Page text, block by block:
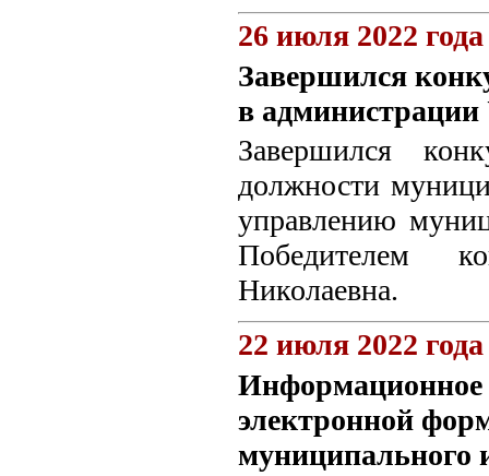
26 июля 2022 года
Завершился
в администрации
Завершился
должности
управлению
Победителем
Николаевна.
22 июля 2022 года
Информационное
электронной
муниципального